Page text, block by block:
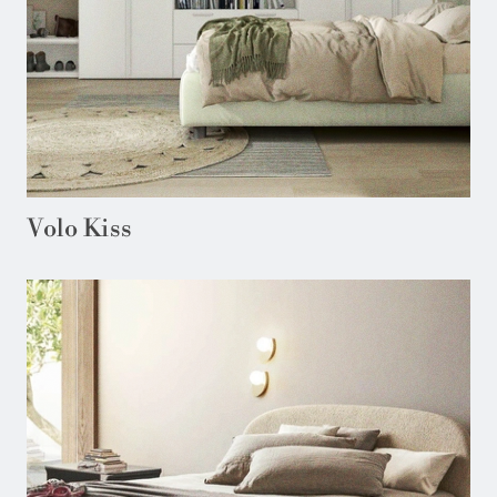
Volo Kiss